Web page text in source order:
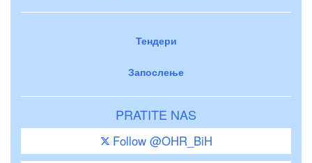
Тендери
Запослење
PRATITE NAS
Follow @OHR_BiH